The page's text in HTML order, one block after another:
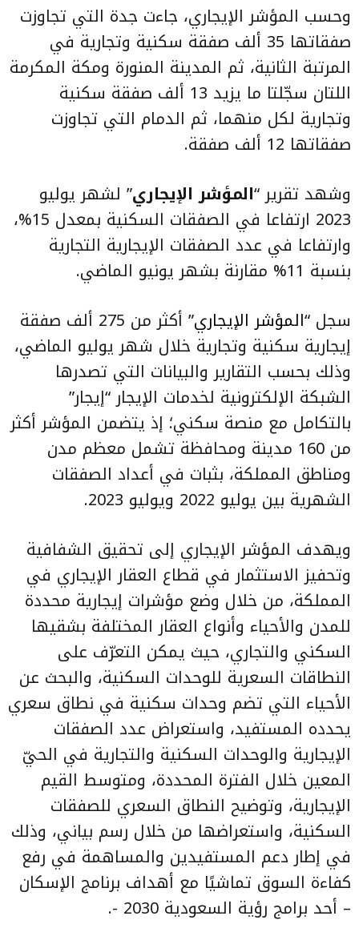
وحسب المؤشر الإيجاري، جاءت جدة التي تجاوزت
صفقاتها 35 ألف صفقة سكنية وتجارية في
المرتبة الثانية، ثم المدينة المنورة ومكة المكرمة
اللتان سجّلتا ما يزيد 13 ألف صفقة سكنية
وتجارية لكل منهما، ثم الدمام التي تجاوزت
صفقاتها 12 ألف صفقة.
وشهد تقرير “المؤشر الإيجاري” لشهر يوليو
2023 ارتفاعا في الصفقات السكنية بمعدل 15%،
وارتفاعا في عدد الصفقات الإيجارية التجارية
بنسبة 11% مقارنة بشهر يونيو الماضي.
سجل “المؤشر الإيجاري
” أكثر من 275 ألف صفقة
إيجارية سكنية وتجارية خلال شهر يوليو الماضي،
وذلك بحسب التقارير والبيانات التي تصدرها
الشبكة الإلكترونية لخدمات الإيجار “إيجار”
بالتكامل مع منصة سكني؛ إذ يتضمن المؤشر أكثر
من 160 مدينة ومحافظة تشمل معظم مدن
ومناطق المملكة، بثبات في أعداد الصفقات
الشهرية بين يوليو 2022 ويوليو 2023.
ويهدف المؤشر الإيجاري إلى تحقيق الشفافية
وتحفيز الاستثمار في قطاع العقار الإيجاري في
المملكة، من خلال وضع مؤشرات إيجارية محددة
للمدن والأحياء وأنواع العقار المختلفة بشقيها
السكني والتجاري، حيث يمكن التعرّف على
النطاقات السعرية للوحدات السكنية، والبحث عن
الأحياء التي تضم وحدات سكنية في نطاق سعري
يحدده المستفيد، واستعراض عدد الصفقات
الإيجارية والوحدات السكنية والتجارية في الحيّ
المعين خلال الفترة المحددة، ومتوسط القيم
الإيجارية، وتوضيح النطاق السعري للصفقات
السكنية، واستعراضها من خلال رسم بياني، وذلك
في إطار دعم المستفيدين والمساهمة في رفع
كفاءة السوق تماشيًا مع أهداف برنامج الإسكان
– أحد برامج رؤية السعودية 2030 -.